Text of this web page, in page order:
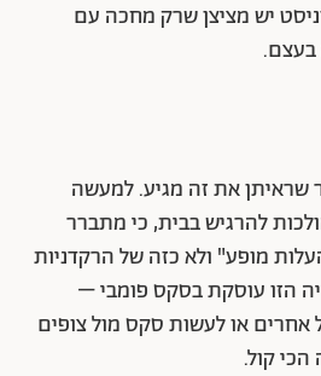
יש מציצן שרק מחכה עם
בעצם.
שראיתן את זה מגיע. למעשה
להרגיש בבית, כי מתברר
"להעלות מופע" ולא כזה של הרקדניות
הזו עוסקת בסקס פומבי –
אחרים או לעשות סקס מול צופים
קול.